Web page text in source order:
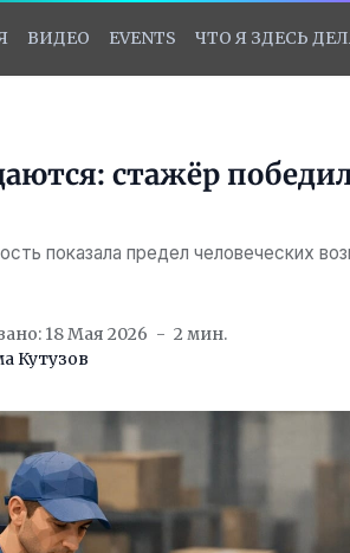
ВИДЕО EVENTS ЧТО Я ЗДЕСЬ
стажёр
показала предел человеческих
18 Мая 2026
2 мин.
Кутузов